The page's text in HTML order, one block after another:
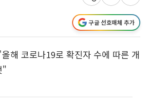
구글 선호매체 추가
해 코로나19로 확진자 수에 따른 개
"